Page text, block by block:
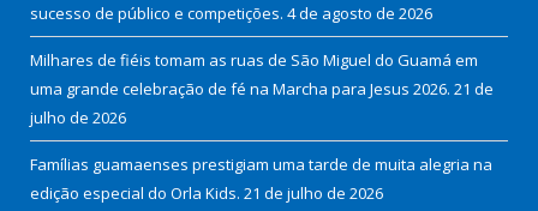
sucesso de público e competições. 4 de agosto de 2026
Milhares de fiéis tomam as ruas de São Miguel do Guamá em
uma grande celebração de fé na Marcha para Jesus 2026. 21 de
julho de 2026
Famílias guamaenses prestigiam uma tarde de muita alegria na
edição especial do Orla Kids. 21 de julho de 2026